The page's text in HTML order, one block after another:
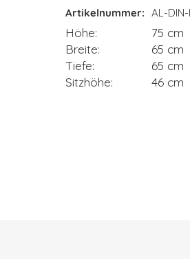
Maßangaben
Artikelnummer AL-
Höhe
75 cm
Breite
65 cm
Tiefe
65 cm
Sitzhöhe
46 cm